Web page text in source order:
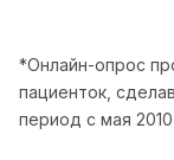
*Онлайн-опрос
пациенток,
период с мая